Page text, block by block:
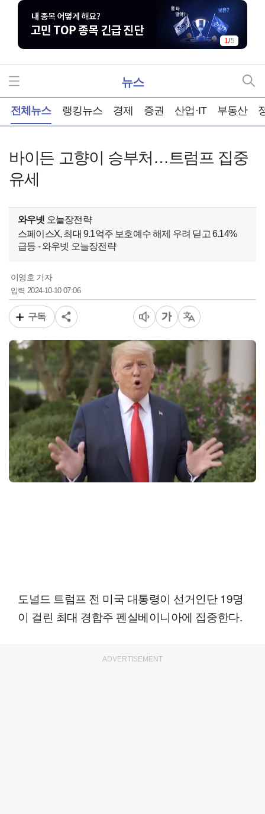
2/5
뉴스
전체뉴스 랭킹뉴스 경제 증권 산업·IT 부동산
바이든 고향이 승부처…트럼프 집중
유세
와우넷 오늘장전략
스페이스X, 최대 9.1억주 보호예수 해제 우려 딛고 6.14%
급등 - 와우넷 오늘장전략
이영호 기자
입력2024-10-10 07:06
구독
도널드 트럼프 전 미국 대통령이 선거인단 19명
이 걸린 최대 경합주 펜실베이니아에 집중한다.
ADVERTISEMENT